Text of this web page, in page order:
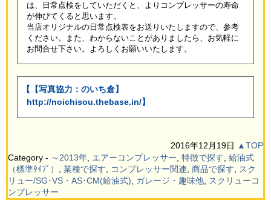
は、日常点検をしていただくと、よりコンプレッサーの寿命
が伸びてくると思います。
当店オリジナルの日常点検表をお送りいたしますので、参考
ください。また、わからないことがありましたら、お気軽に
お問合せ下さい。よろしくお願いいたします。
【【写真協力：のいち倉】
http://noichisou.thebase.in/】
2016年12月19日 ▲TOP
Category - ～2013年, エアーコンプレッサー, 特徴で探す, 給油式
（標準ﾀｲﾌﾟ） , 業種で探す, コンプレッサー関連, 商品で探す, スク
リュー/SG･VS・AS･CM(給油式), ガレージ・趣味他, スクリューコ
ンプレッサー